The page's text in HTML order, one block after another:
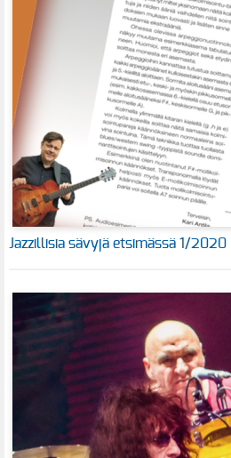
Jazzillisia sävyjä etsimässä 1/2020